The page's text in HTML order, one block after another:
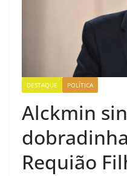
DESTAQUE POLÍTICA
Alckmin
Requião